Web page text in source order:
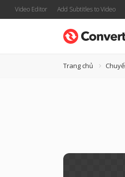
Video Editor Add Subtitles to Video
Trang chủ